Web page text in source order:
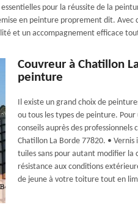
pour la réussite de la
en peinture proprement dit.
et un accompagnement efficace
Couvreur à Chatillon
peinture
Il existe un grand choix de
ou tous les types de peinture.
conseils auprès des
Chatillon La Borde 77820. •
tuiles sans pour autant modifier la
résistance aux conditions
de jeune à votre toiture tout en